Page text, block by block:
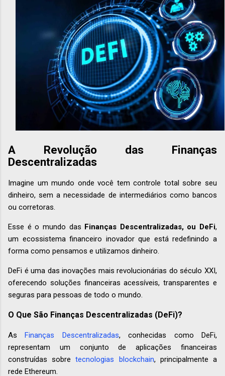
A Revolução das Finanças
Descentralizadas
Imagine um mundo onde você tem controle total sobre seu
dinheiro, sem a necessidade de intermediários como bancos
ou corretoras.
Esse é o mundo das Finanças Descentralizadas, ou DeFi,
um ecossistema financeiro inovador que está redefinindo a
forma como pensamos e utilizamos dinheiro.
DeFi é uma das inovações mais revolucionárias do século XXI,
oferecendo soluções financeiras acessíveis, transparentes e
seguras para pessoas de todo o mundo.
O Que São Finanças Descentralizadas (DeFi)?
As Finanças Descentralizadas, conhecidas como DeFi,
representam um conjunto de aplicações financeiras
construídas sobretecnologias blockchain, principalmente a
rede Ethereum.